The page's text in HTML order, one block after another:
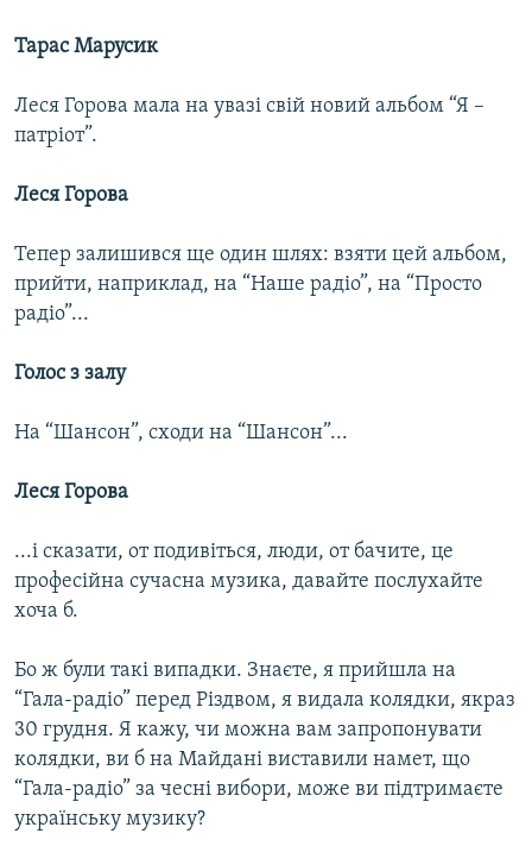
Тарас Марусик
Леся Горова мала на увазі свій новий альбом “Я –
патріот”.
Леся Горова
Тепер залишився ще один шлях: взяти цей альбом,
прийти, наприклад, на “Наше радіо”, на “Просто
радіо”...
Голос з залу
На “Шансон”, сходи на “Шансон”...
Леся Горова
...і сказати, от подивіться, люди, от бачите, це
професійна сучасна музика, давайте послухайте
хоча б.
Бо ж були такі випадки. Знаєте, я прийшла на
“Гала-радіо” перед Різдвом, я видала колядки, якраз
30 грудня. Я кажу, чи можна вам запропонувати
колядки, ви б на Майдані виставили намет, що
“Гала-радіо” за чесні вибори, може ви підтримаєте
українську музику?